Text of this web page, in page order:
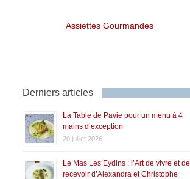
Assiettes Gourmandes
Derniers articles
La Table de Pavie pour un menu à 4
mains d’exception
20 juillet 2026
Le Mas Les Eydins : l’Art de vivre et de
recevoir d’Alexandra et Christophe